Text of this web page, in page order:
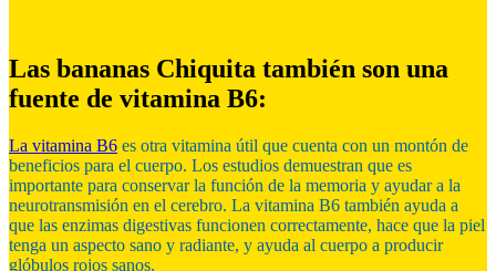
Las bananas Chiquita también son una
fuente de vitamina B6:
La vitamina B6 es otra vitamina útil que cuenta con un montón de
beneficios para el cuerpo. Los estudios demuestran que es
importante para conservar la función de la memoria y ayudar a la
neurotransmisión en el cerebro. La vitamina B6 también ayuda a
que las enzimas digestivas funcionen correctamente, hace que la piel
tenga un aspecto sano y radiante, y ayuda al cuerpo a producir
glóbulos rojos sanos.